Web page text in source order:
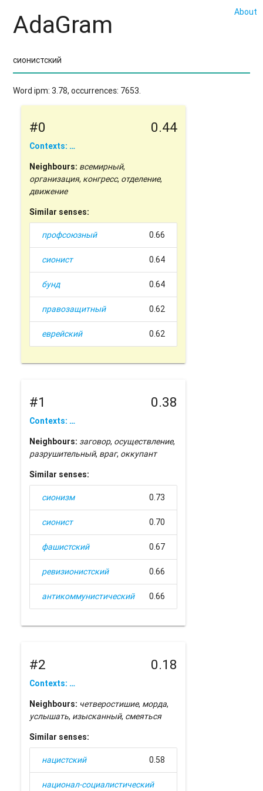
About
AdaGram
Word ipm: 3.78, occurrences: 7653.
#0 0.44
Contexts: …
Neighbours: всемирный,
организация, конгресс, отделение,
движение
Similar senses:
профсоюзный 0.66
сионист 0.64
бунд 0.64
правозащитный 0.62
еврейский 0.62
#1 0.38
Contexts: …
Neighbours: заговор, осуществление,
разрушительный, враг, оккупант
Similar senses:
сионизм 0.73
сионист 0.70
фашистский 0.67
ревизионистский 0.66
антикоммунистический 0.66
#2 0.18
Contexts: …
Neighbours: четверостишие, морда,
услышать, изысканный, смеяться
Similar senses:
нацистский 0.58
национал-социалистический